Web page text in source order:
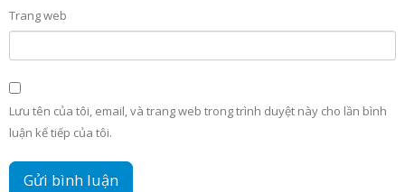
Trang web
Lưu tên của tôi, email, và trang web trong trình duyệt này cho lần bình
luận kế tiếp của tôi.